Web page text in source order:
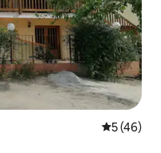
Ukadiriaji
5 (46)